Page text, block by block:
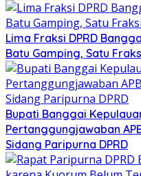
Lima Fraksi DPRD
Batu Gamping, Satu
Bupati Banggai
Pertanggungjawaban
Sidang Paripurna DPRD